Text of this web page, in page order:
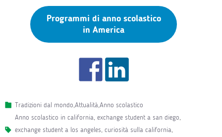
Programmi di anno scolastico
in America
Tradizioni dal mondo,Attualità,Anno scolastico
anno scolastico in california, exchange student a san diego,
exchange student a los angeles, curiosità sulla california,